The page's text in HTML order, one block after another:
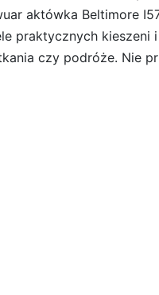
aktówka Beltimore
praktycznych
czy podróże. Nie